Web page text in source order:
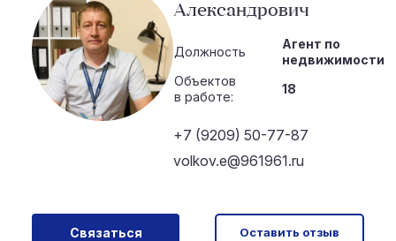
Александрович
Должность
Агент по
недвижимости
Объектов
в работе:
18
+7 (9209) 50-77-87
volkov.e@961961.ru
Связаться Оставить отзыв